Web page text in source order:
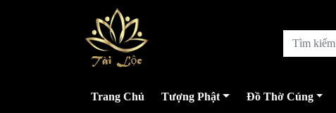
Trang Chủ Tượng Phật Đồ Thờ Cúng